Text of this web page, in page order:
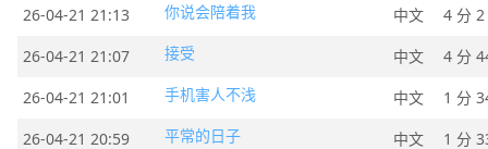
26-04-21 21:13
你说会陪着我 中文
4 分
26-04-21 21:07
接受 中文
4 分
26-04-21 21:01
手机害人不浅 中文
1 分
26-04-21 20:59
平常的日子 中文
1 分